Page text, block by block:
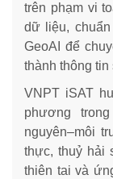
trên phạm vi
dữ liệu,
GeoAI để
thành thông tin
VNPT iSAT
phương
nguyên–môi
thực, thuỷ hải
thiên tai và